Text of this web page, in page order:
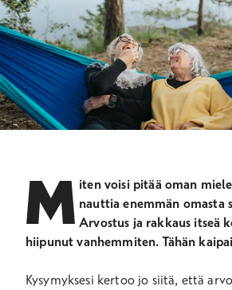
M iten voisi pitää oman
nauttia enemmän omasta
Arvostus ja rakkaus itseä
hiipunut vanhemmiten. Tähän
Kysymyksesi kertoo jo siitä, että